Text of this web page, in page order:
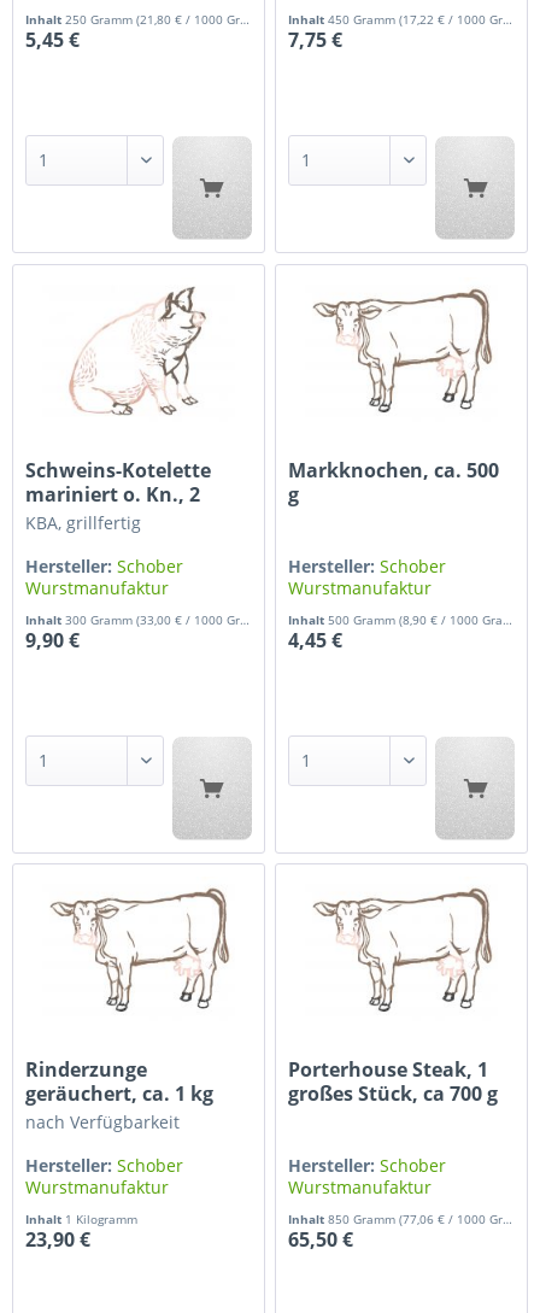
Inhalt250 Gramm(21,80 € / 1000 Gramm)
5,45 €
Inhalt450 Gramm(17,22 € / 1000 Gramm)
7,75 €
Schweins-Kotelette
mariniert o. Kn., 2
Stück...
KBA, grillfertig
Hersteller: Schober
Wurstmanufaktur
Inhalt300 Gramm(33,00 € / 1000 Gramm)
9,90 €
Markknochen, ca. 500
g
Hersteller: Schober
Wurstmanufaktur
Inhalt 500 Gramm(8,90 € / 1000 Gramm)
4,45 €
Rinderzunge
geräuchert, ca. 1 kg
nach Verfügbarkeit
Hersteller: Schober
Wurstmanufaktur
Inhalt 1 Kilogramm
23,90 €
Porterhouse Steak, 1
großes Stück, ca 700 g
Hersteller: Schober
Wurstmanufaktur
Inhalt850 Gramm(77,06 € / 1000 Gramm)
65,50 €